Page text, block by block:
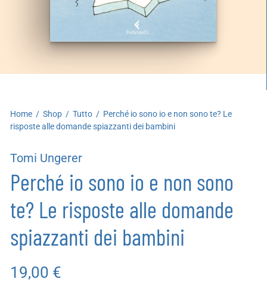
Home / Shop / Tutto / Perché io sono io e non sono te? Le
risposte alle domande spiazzanti dei bambini
Tomi Ungerer
Perché io sono io e non sono
te? Le risposte alle domande
spiazzanti dei bambini
19,00 €